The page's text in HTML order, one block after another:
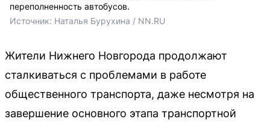
переполненность автобусов.
Источник: Наталья Бурухина / NN.RU
Жители Нижнего Новгорода продолжают
сталкиваться с проблемами в работе
общественного транспорта, даже несмотря на
завершение основного этапа транспортной